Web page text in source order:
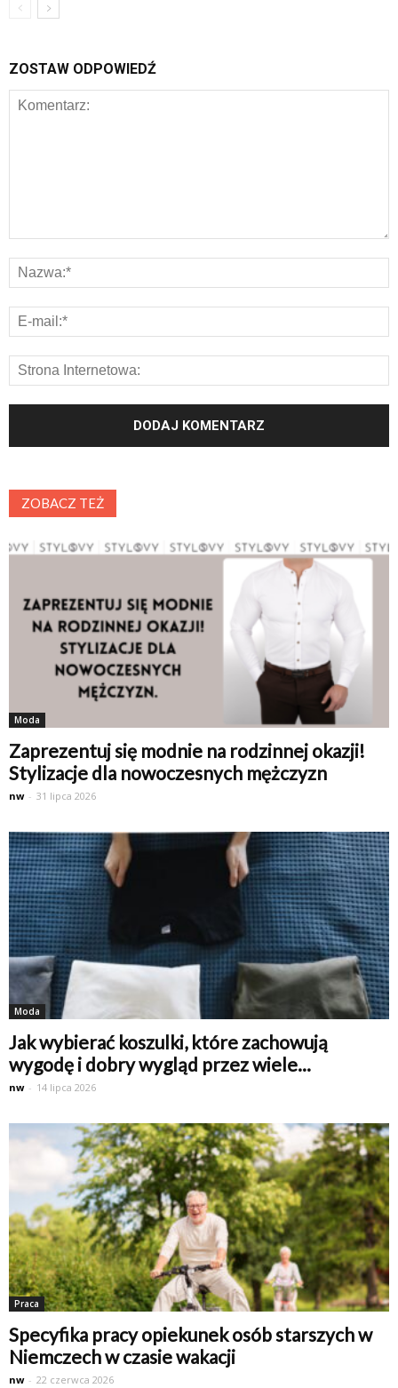
ZOSTAW ODPOWIEDŹ
ZOBACZ TEŻ
Moda
Zaprezentuj się modnie na rodzinnej okazji!
Stylizacje dla nowoczesnych mężczyzn
nw - 31 lipca 2026
Moda
Jak wybierać koszulki, które zachowują
wygodę i dobry wygląd przez wiele...
nw - 14 lipca 2026
Praca
Specyfika pracy opiekunek osób starszych w
Niemczech w czasie wakacji
nw - 22 czerwca 2026